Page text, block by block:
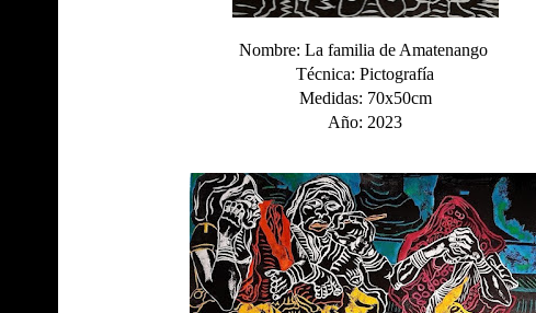
Nombre: La familia de Amatenango
Técnica: Pictografía
Medidas: 70x50cm
Año: 2023